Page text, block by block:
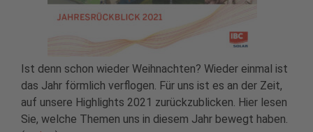
Ist denn schon wieder Weihnachten? Wieder einmal ist
das Jahr förmlich verflogen. Für uns ist es an der Zeit,
auf unsere Highlights 2021 zurückzublicken. Hier lesen
Sie, welche Themen uns in diesem Jahr bewegt haben.